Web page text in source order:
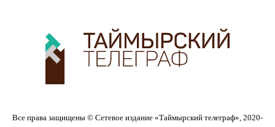
Все права защищены © Сетевое издание «Таймырский телеграф», 2020-